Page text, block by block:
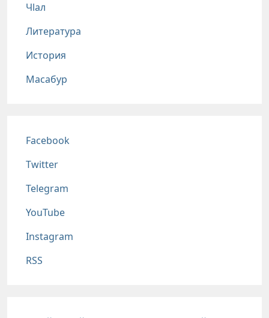
Чlал
Литература
История
Масабур
Соц сети
Facebook
Twitter
Telegram
YouTube
Instagram
RSS
Подвал